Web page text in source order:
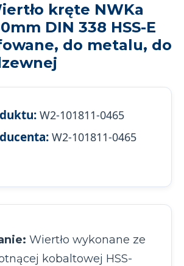
kręte NWKa
DIN 338 HSS-E
do metalu, do
W2-101811-0465
W2-101811-0465
Wiertło wykonane ze
kobaltowej HSS-